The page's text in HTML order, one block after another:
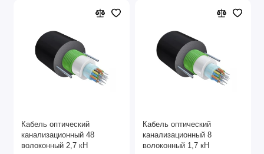
Кабель оптический
канализационный 48
волоконный 2,7 кН
Кабель оптический
канализационный 8
волоконный 1,7 кН